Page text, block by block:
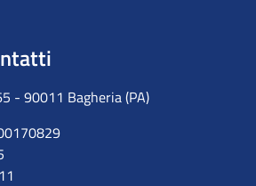
- 90011 Bagheria (PA)